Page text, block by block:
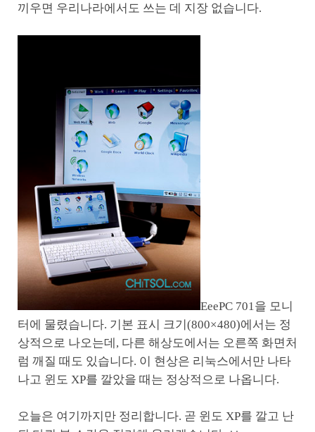
끼우면 우리나라에서도 쓰는 데 지장 없습니다.
EeePC 701을 모니
터에 물렸습니다. 기본 표시 크기(800×480)에서는 정
상적으로 나오는데, 다른 해상도에서는 오른쪽 화면처
럼 깨질 때도 있습니다. 이 현상은 리눅스에서만 나타
나고 윈도 XP를 깔았을 때는 정상적으로 나옵니다.
오늘은 여기까지만 정리합니다. 곧 윈도 XP를 깔고 난